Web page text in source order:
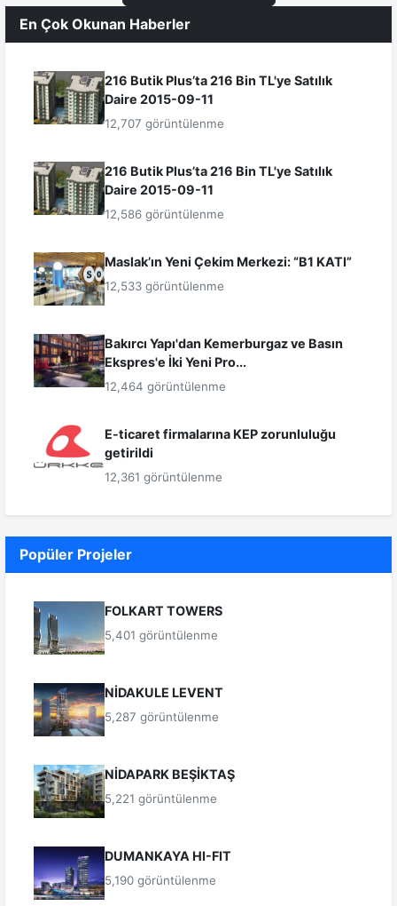
En Çok Okunan Haberler
216 Butik Plus’ta 216 Bin TL'ye Satılık
Daire 2015-09-11
12,707 görüntülenme
216 Butik Plus’ta 216 Bin TL'ye Satılık
Daire 2015-09-11
12,586 görüntülenme
Maslak’ın Yeni Çekim Merkezi: “B1 KATI”
12,533 görüntülenme
Bakırcı Yapı'dan Kemerburgaz ve Basın
Ekspres'e İki Yeni Pro...
12,464 görüntülenme
E-ticaret firmalarına KEP zorunluluğu
getirildi
12,361 görüntülenme
Popüler Projeler
FOLKART TOWERS
5,401 görüntülenme
NİDAKULE LEVENT
5,287 görüntülenme
NİDAPARK BEŞİKTAŞ
5,221 görüntülenme
DUMANKAYA HI-FIT
5,190 görüntülenme